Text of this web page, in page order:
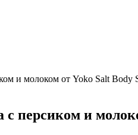
и молоком от Yoko Salt Body
с персиком и